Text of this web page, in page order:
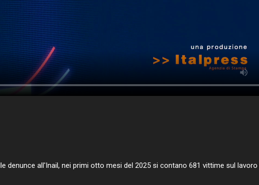
denunce all'Inail, nei primi otto mesi del 2025 si contano 681 vittime sul lavoro